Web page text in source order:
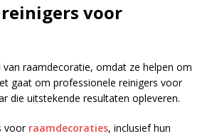
voor
raamdecoratie, omdat ze helpen om
gaat om professionele reinigers voor
die uitstekende resultaten opleveren.
voor raamdecoraties, inclusief hun